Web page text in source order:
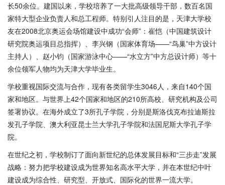
长50余位。建国以来，学校培养了一大批高级领导干部，数百名国
家特大型企业负责人和总工程师。特别引人注目的是，天津大学校
友在2008北京奥运会场馆建设中成功“会师”：崔恺（中国建筑设计
研究院奥运项目总指挥）、李兴钢（国家体育场——“鸟巢”中方设计
主持人）、赵小钧（国家游泳中心——“水立方”中方总设计师）等十
余位领军人物均为天津大学毕业生。
学校重视国际交流与合作，现有各类留学生3046人，来自140个国
家和地区。与世界上42个国家和地区的210所高校、研究机构及公司
签署协议。在海外成立了3所孔子学院，分别是斯洛伐克布拉迪斯拉
发孔子学院、澳大利亚昆士兰大学孔子学院和法国尼斯大学孔子学
院。
在世纪之初，学校制订了面向新世纪的总体发展目标和“三步走”发展
战略：努力把学校建设成为世界知名高水平大学，并在本世纪中叶
建设成为综合性、研究型、开放式、国际化的世界一流大学。